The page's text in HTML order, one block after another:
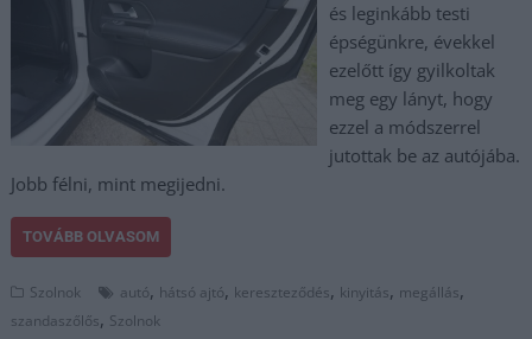
és leginkább testi
épségünkre, évekkel
ezelőtt így gyilkoltak
meg egy lányt, hogy
ezzel a módszerrel
jutottak be az autójába.
Jobb félni, mint megijedni.
TOVÁBB OLVASOM
Szolnok autó, hátsó ajtó, kereszteződés, kinyitás, megállás,
szandaszőlős, Szolnok